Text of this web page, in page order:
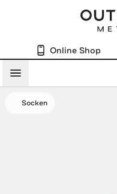
Online Shop
Menü
Socken